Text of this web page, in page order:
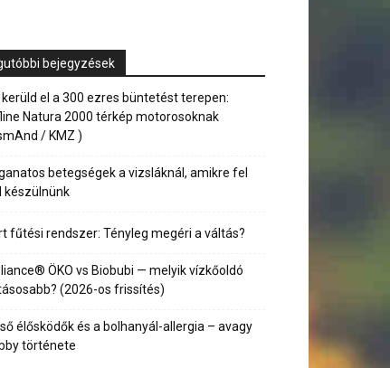
bejegyzések
kerüld el a 300 ezres büntetést terepen:
Natura 2000 térkép motorosoknak
/ KMZ )
betegségek a vizsláknál, amikre fel
készülnünk
fűtési rendszer: Tényleg megéri a váltás?
ÖKO vs Biobubi — melyik vízkőoldó
(2026-os frissítés)
élősködők és a bolhanyál-allergia – avagy
története